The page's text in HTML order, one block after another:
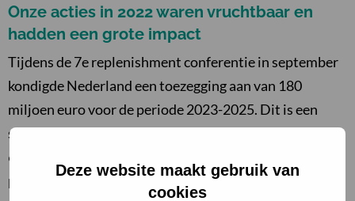
Deze website maakt gebruik van
cookies
Onze acties in 2022 waren vruchtbaar en
hadden een grote impact
Tijdens de 7e replenishment conferentie in september
kondigde Nederland een toezegging aan van 180
miljoen euro voor de periode 2023-2025. Dit is een
stijging van 15% ten opzichte van de toezegging van de
6e replenishment, die betrekking had op de vorige
periode. Samen met onze jongerenambassadeurs en